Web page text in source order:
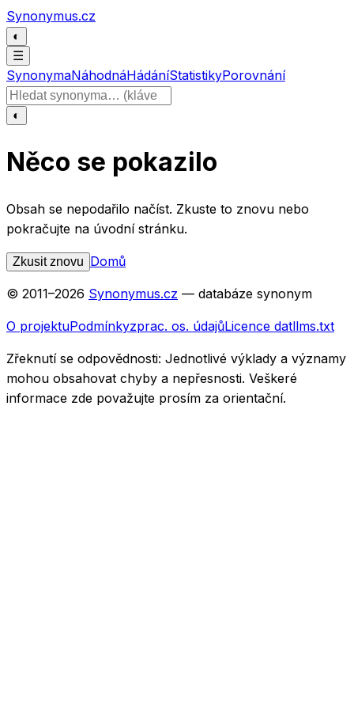
Přeskočit na obsah
Synonymus.cz
◐
☰
SynonymaNáhodnáHádáníStatistikyPorovnání
Hledat slovo
◐
Něco se pokazilo
Obsah se nepodařilo načíst. Zkuste to znovu nebo
pokračujte na úvodní stránku.
Zkusit znovu Domů
© 2011–2026 Synonymus.cz — databáze synonym
O projektuPodmínkyzprac. os. údajůLicence datllms.txt
Zřeknutí se odpovědnosti: Jednotlivé výklady a významy
mohou obsahovat chyby a nepřesnosti. Veškeré
informace zde považujte prosím za orientační.